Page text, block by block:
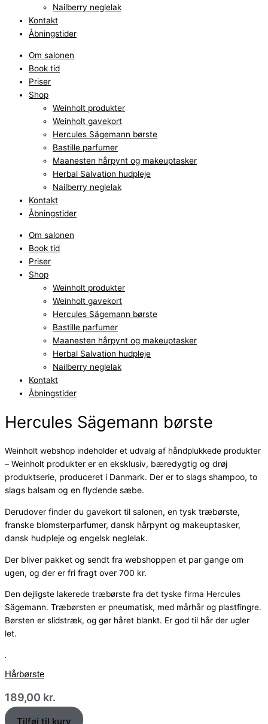
Nailberry neglelak
Kontakt
Åbningstider
Om salonen
Book tid
Priser
Shop
Weinholt produkter
Weinholt gavekort
Hercules Sägemann børste
Bastille parfumer
Maanesten hårpynt og makeuptasker
Herbal Salvation hudpleje
Nailberry neglelak
Kontakt
Åbningstider
Om salonen
Book tid
Priser
Shop
Weinholt produkter
Weinholt gavekort
Hercules Sägemann børste
Bastille parfumer
Maanesten hårpynt og makeuptasker
Herbal Salvation hudpleje
Nailberry neglelak
Kontakt
Åbningstider
Hercules Sägemann børste
Weinholt webshop indeholder et udvalg af håndplukkede produkter
– Weinholt produkter er en eksklusiv, bæredygtig og drøj
produktserie, produceret i Danmark. Der er to slags shampoo, to
slags balsam og en flydende sæbe.
Derudover finder du gavekort til salonen, en tysk træbørste,
franske blomsterparfumer, dansk hårpynt og makeuptasker,
dansk hudpleje og engelsk neglelak.
Der bliver pakket og sendt fra webshoppen et par gange om
ugen, og der er fri fragt over 700 kr.
Den dejligste lakerede træbørste fra det tyske firma Hercules
Sägemann. Træbørsten er pneumatisk, med mårhår og plastfingre.
Børsten er slidstræk, og gør håret blankt. Er god til hår der ugler
let.
Hårbørste
189,00 kr.
Tilføj til kurv